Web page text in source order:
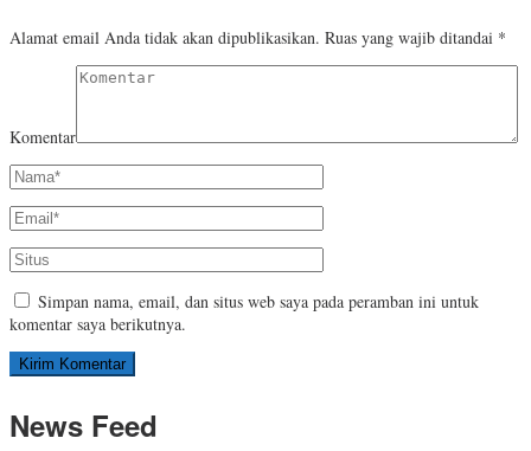
Alamat email Anda tidak akan dipublikasikan. Ruas yang wajib ditandai *
Komentar
Simpan nama, email, dan situs web saya pada peramban ini untuk
komentar saya berikutnya.
News Feed